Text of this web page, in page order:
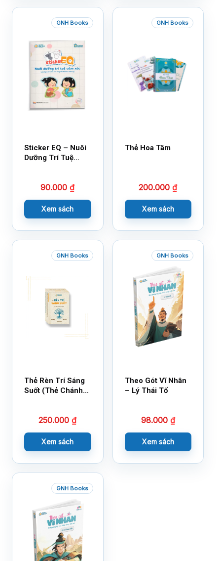
GNH Books
Sticker EQ – Nuôi
Dưỡng Trí Tuệ
Cùng 150 Sticker
90.000₫
Xem sách
GNH Books
Thẻ Hoa Tâm
200.000₫
Xem sách
GNH Books
Thẻ Rèn Trí Sáng
Suốt (Thẻ Chánh
250.000₫
Xem sách
GNH Books
Theo Gót Vĩ Nhân
– Lý Thái Tổ
98.000 ₫
Xem sách
GNH Books